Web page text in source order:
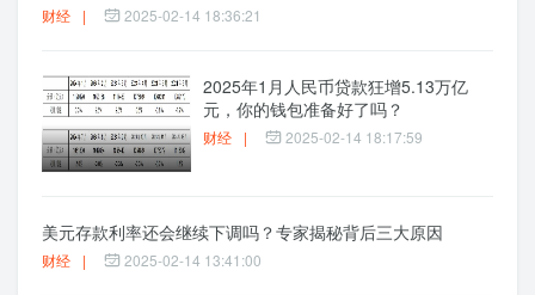
财经 | 2025-02-14 18:36:21
2025年1月人民币贷款狂增5.13万亿
元，你的钱包准备好了吗？
财经 | 2025-02-14 18:17:59
美元存款利率还会继续下调吗？专家揭秘背后三大原因
财经 | 2025-02-14 13:41:00